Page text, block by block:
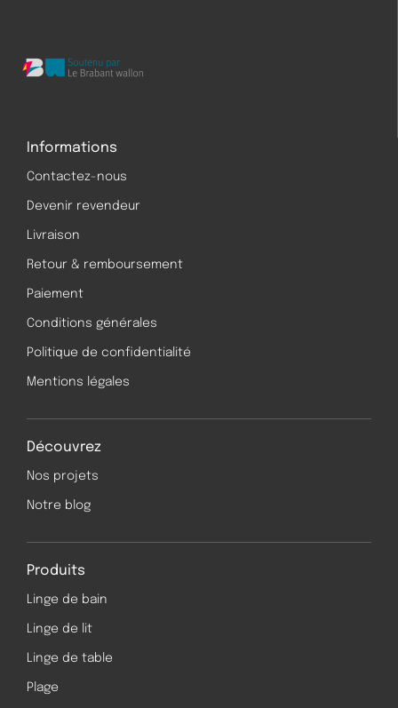
Informations
Contactez-nous
Devenir revendeur
Livraison
Retour & remboursement
Paiement
Conditions générales
Politique de confidentialité
Mentions légales
Découvrez
Nos projets
Notre blog
Produits
Linge de bain
Linge de lit
Linge de table
Plage